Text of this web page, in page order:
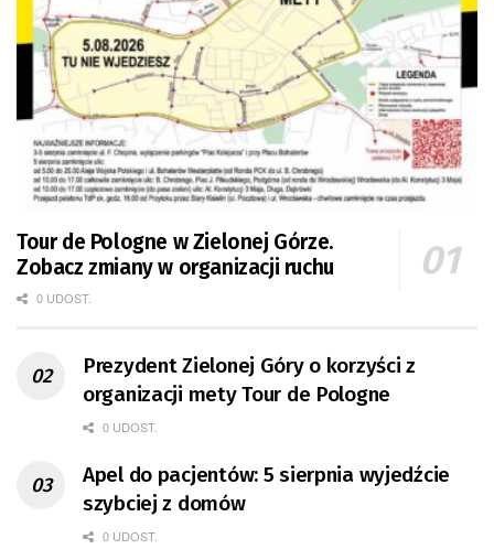
Tour de Pologne w Zielonej Górze.
Zobacz zmiany w organizacji ruchu
0 UDOST.
Prezydent Zielonej Góry o korzyści z
organizacji mety Tour de Pologne
0 UDOST.
Apel do pacjentów: 5 sierpnia wyjedźcie
szybciej z domów
0 UDOST.